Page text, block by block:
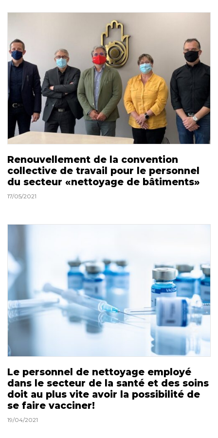
Renouvellement de la convention
collective de travail pour le personnel
du secteur «nettoyage de bâtiments»
17/05/2021
Le personnel de nettoyage employé
dans le secteur de la santé et des soins
doit au plus vite avoir la possibilité de
se faire vacciner!
19/04/2021